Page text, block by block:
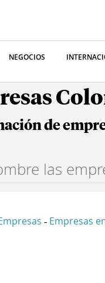
NEGOCIOS
de
- Empresas